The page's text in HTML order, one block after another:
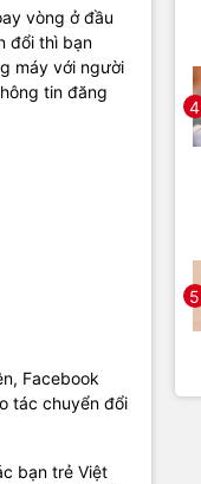
vòng ở đầu
đổi thì bạn
máy với người
tin đăng
Facebook
tác chuyển đổi
bạn trẻ Việt
4
5